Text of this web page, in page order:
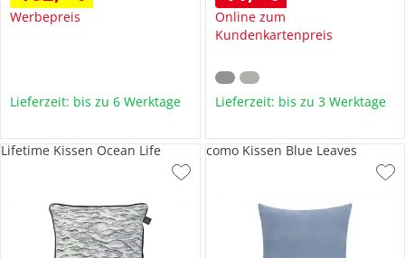
Werbepreis
Lieferzeit: bis zu 6 Werktage
Online zum
Kundenkartenpreis
Lieferzeit: bis zu 3 Werktage
Lifetime Kissen Ocean Life como Kissen Blue Leaves